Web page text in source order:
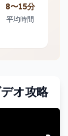
8〜15分
平均時間
オ攻略